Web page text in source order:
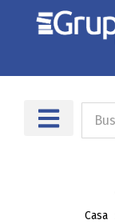
Casa